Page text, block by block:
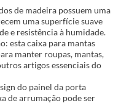
de madeira possuem uma
uma superfície suave
e resistência à humidade.
esta caixa para mantas
manter roupas, mantas,
artigos essenciais do
do painel da porta
de arrumação pode ser